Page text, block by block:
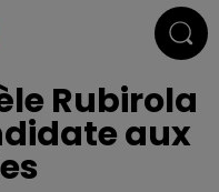
Rubirola
aux